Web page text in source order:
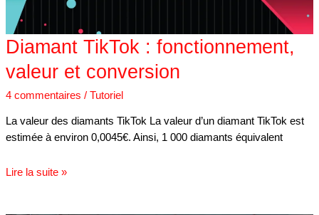
Diamant TikTok : fonctionnement,
valeur et conversion
4 commentaires / Tutoriel
La valeur des diamants TikTok La valeur d’un diamant TikTok est
estimée à environ 0,0045€. Ainsi, 1 000 diamants équivalent
Lire la suite »